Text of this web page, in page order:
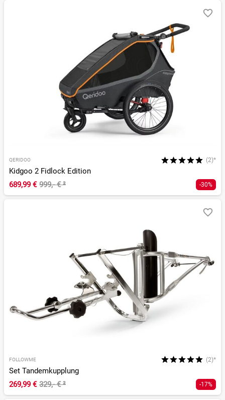
QERIDOO (2)*
Kidgoo 2 Fidlock Edition
689,99 € 999,- €² -30%
FOLLOWME (2)*
Set Tandemkupplung
269,99 € 329,- €² -17%